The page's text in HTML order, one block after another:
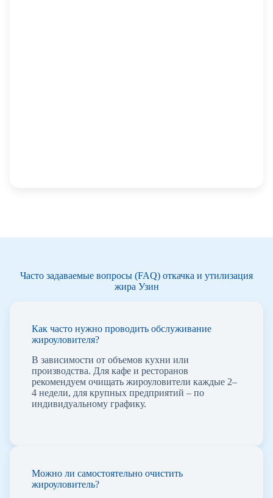
Часто задаваемые вопросы (FAQ) откачка и утилизация
жира Узин
Как часто нужно проводить обслуживание
жироуловителя?
В зависимости от объемов кухни или
производства. Для кафе и ресторанов
рекомендуем очищать жироуловители каждые 2–
4 недели, для крупных предприятий – по
индивидуальному графику.
Можно ли самостоятельно очистить
жироуловитель?